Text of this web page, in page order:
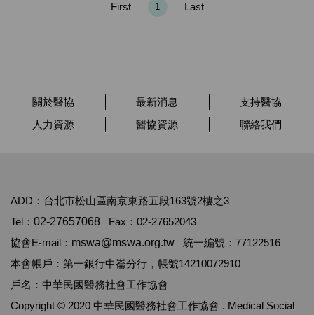
First 1 Last
關於醫協 最新消息
支持醫協
人力資源
醫協資源 聯絡我們
ADD：台北市松山區南京東路五段163號2樓之3
Tel： 02-27657068
Fax：02-27652043
協會E-mail： mswa@mswa.org.tw
統一編號：77122516
本會帳戶：第一銀行中崙分行，帳號14210072910
戶名：中華民國醫務社會工作協會
Copyright © 2020 中華民國醫務社會工作協會 . Medical Social